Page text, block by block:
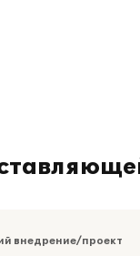
внедрение/проект